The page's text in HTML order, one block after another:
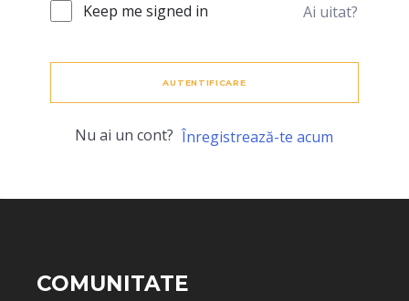
Keep me signed in Ai uitat?
AUTENTIFICARE
Nu ai un cont? Înregistrează-te acum
COMUNITATE